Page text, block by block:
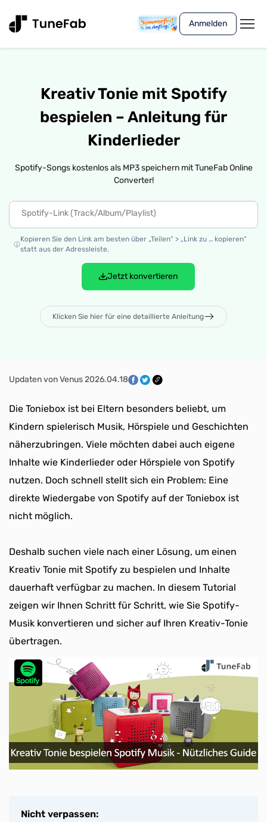
Anmelden
Kreativ Tonie mit Spotify
bespielen – Anleitung für
Kinderlieder
Spotify-Songs kostenlos als MP3 speichern mit TuneFab Online
Converter!
Kopieren Sie den Link am besten über „Teilen“ > „Link zu … kopieren“
statt aus der Adressleiste.
Jetzt konvertieren
Klicken Sie hier für eine detaillierte Anleitung
Updaten von Venus 2026.04.18
Die Toniebox ist bei Eltern besonders beliebt, um
Kindern spielerisch Musik, Hörspiele und Geschichten
näherzubringen. Viele möchten dabei auch eigene
Inhalte wie Kinderlieder oder Hörspiele von Spotify
nutzen. Doch schnell stellt sich ein Problem: Eine
direkte Wiedergabe von Spotify auf der Toniebox ist
nicht möglich.
Deshalb suchen viele nach einer Lösung, um einen
Kreativ Tonie mit Spotify zu bespielen und Inhalte
dauerhaft verfügbar zu machen. In diesem Tutorial
zeigen wir Ihnen Schritt für Schritt, wie Sie Spotify-
Musik konvertieren und sicher auf Ihren Kreativ-Tonie
übertragen.
Nicht verpassen: